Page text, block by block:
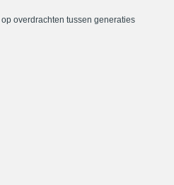
overdrachten tussen generaties